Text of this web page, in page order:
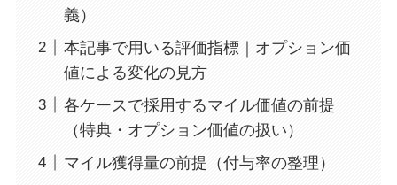
義）
本記事で用いる評価指標｜オプション価
値による変化の見方
各ケースで採用するマイル価値の前提
（特典・オプション価値の扱い）
マイル獲得量の前提（付与率の整理）